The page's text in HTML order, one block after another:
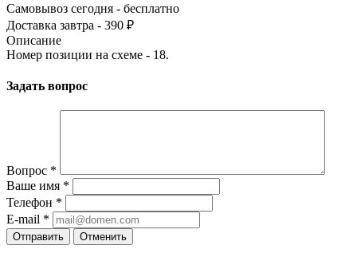
Самовывоз сегодня - бесплатно
Доставка завтра - 390 ₽
Описание
Номер позиции на схеме - 18.
Задать вопрос
Вопрос *
Ваше имя *
Телефон *
E-mail *
Отправить Отменить